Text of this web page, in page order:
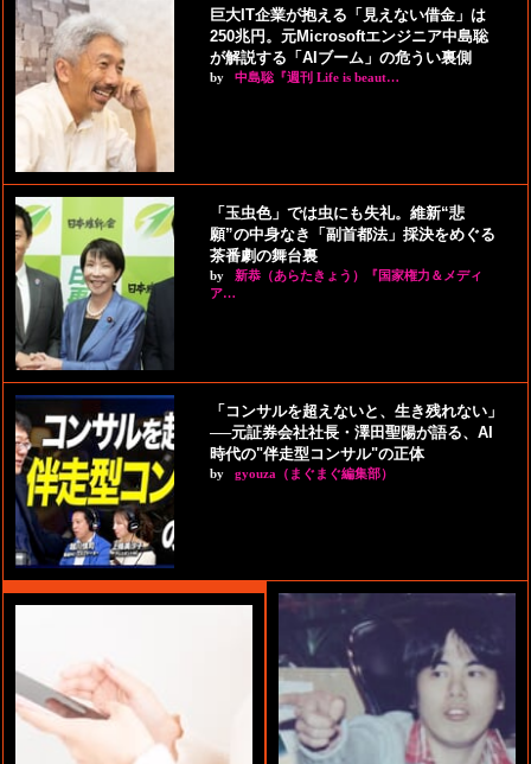
巨大IT企業が抱える「見えない借金」は
250兆円。元Microsoftエンジニア中島聡
が解説する「AIブーム」の危うい裏側
by 中島聡『週刊 Life is beaut…
「玉虫色」では虫にも失礼。維新“悲
願”の中身なき「副首都法」採決をめぐる
茶番劇の舞台裏
by
新恭（あらたきょう）『国家権力＆メディ
ア…
「コンサルを超えないと、生き残れない」
──元証券会社社長・澤田聖陽が語る、AI
時代の"伴走型コンサル"の正体
by gyouza（まぐまぐ編集部）